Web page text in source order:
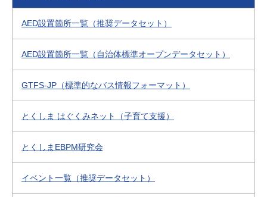
AED設置箇所一覧（推奨データセット）
AED設置箇所一覧（自治体標準オープンデータセット）
GTFS-JP（標準的なバス情報フォーマット）
とくしま はぐくみネット（子育て支援）
とくしまEBPM研究会
イベント一覧（推奨データセット）